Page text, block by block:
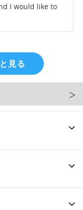
I would like to
見る